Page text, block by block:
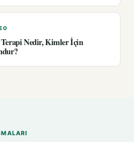
Terapi Nedir, Kimler İçin